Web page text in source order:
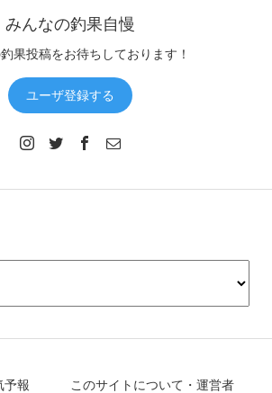
みんなの釣果自慢
果投稿をお待ちしております！
ユーザ登録する
予報 このサイトについて・運営者